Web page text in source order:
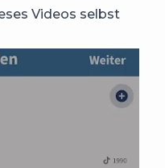
Videos selbst